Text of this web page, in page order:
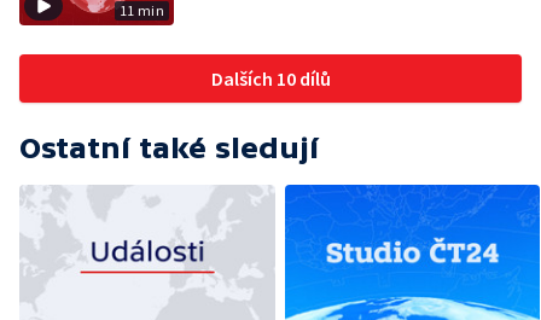
11 min
Dalších 10 dílů
Ostatní také sledují